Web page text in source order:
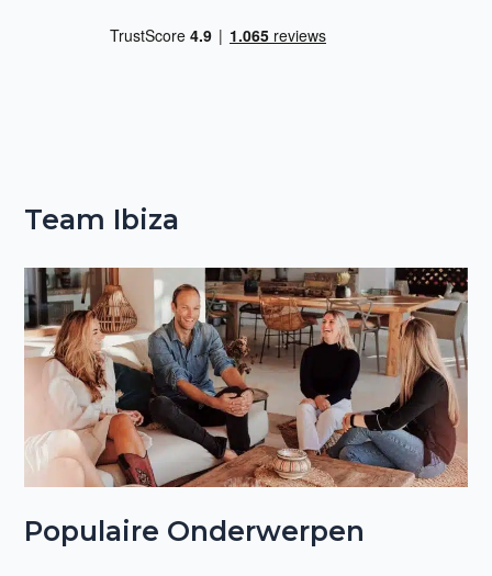
Team Ibiza
Populaire Onderwerpen